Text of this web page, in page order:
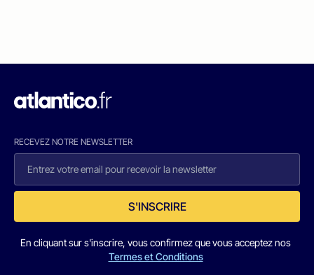
RECEVEZ NOTRE NEWSLETTER
S'INSCRIRE
En cliquant sur s'inscrire, vous confirmez que vous acceptez nos
Termes et Conditions